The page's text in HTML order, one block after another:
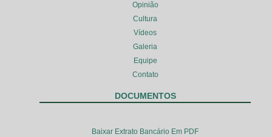
Opinião
Cultura
Vídeos
Galeria
Equipe
Contato
DOCUMENTOS
Baixar Extrato Bancário Em PDF